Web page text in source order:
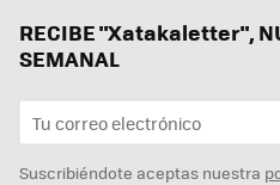
RECIBE "Xatakaletter",
SEMANAL
Suscribiéndote aceptas nuestra